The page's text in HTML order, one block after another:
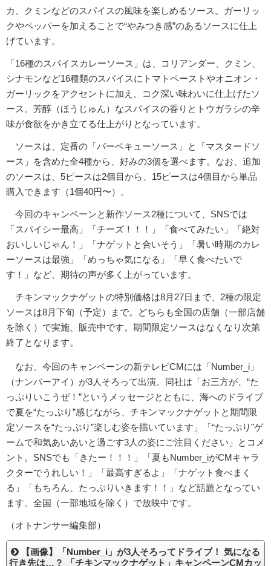
カ、クミンなどのスパイスの風味を楽しめるソース。ガーリッ
クやペッパーを加えることで“やみつき感”のあるソースに仕上
げています。
「16種のスパイスカレーソース」は、コリアンダー、クミン、
シナモンなど16種類のスパイスにトマトペーストやオニオン・
ガーリックをアクセントに加え、コク深い味わいに仕上げたソ
ース。芳醇（ほうじゅん）なスパイスの香りとトウガラシの辛
味が食欲をかき立てる仕上がりとなっています。
ソースは、定番の「バーベキューソース」と「マスタードソ
ース」を含めた全4種から、好みの3個を選べます。なお、追加
のソースは、5ピースは2個目から、15ピースは4個目から単品
購入できます（1個40円〜）。
今回のキャンペーンと新作ソース2種について、SNSでは
「スパイシー最高」「チーズ！！！」「食べてみたい」「絶対
おいしいじゃん！」「ナゲットと合いそう」「暑い時期のカレ
ーソースは最強」「めっちゃ気になる」「早く食べたいで
す！」など、期待の声が多く上がっています。
チキンマックナゲットの特別価格は8月27日まで、2種の限定
ソースは8月下旬（予定）まで。どちらも全国の店舗（一部店舗
を除く）で実施、販売中です。期間限定ソースはなくなり次第
終了となります。
なお、今回のキャンペーンの新テレビCMには「Number_i」
（ナンバーアイ）が3人そろって出演。同社は「お三方が、“た
っぷりいこうぜ！”というメッセージとともに、海へのドライブ
で夏を“たっぷり”感じながら、チキンマックナゲットと期間限
定ソースを“たっぷり”楽しむ姿を描いています」「“たっぷり”ゲ
ームで和気あいあいと過ごす3人の姿にご注目ください」とコメ
ント。SNSでも「きたー！！！」「夏もNumber_iがCMキャラ
クターでうれしい！」「最高すぎるよ」「ナゲット食べまく
る」「もちろん、たっぷりいきます！！」など話題となってい
ます。全国（一部地域を除く）で放映中です。
（オトナンサー編集部）
【画像】「Number_i」が3人そろってドライブ！ 気になる
行き先は…？ 「チキンマックナゲット」キャンペーンCMカッ